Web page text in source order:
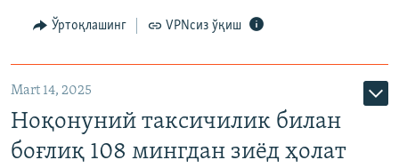
Ўртоқлашинг VPNсиз ўқиш
Mart 14, 2025
Ноқонуний таксичилик билан
боғлиқ 108 мингдан зиёд ҳолат